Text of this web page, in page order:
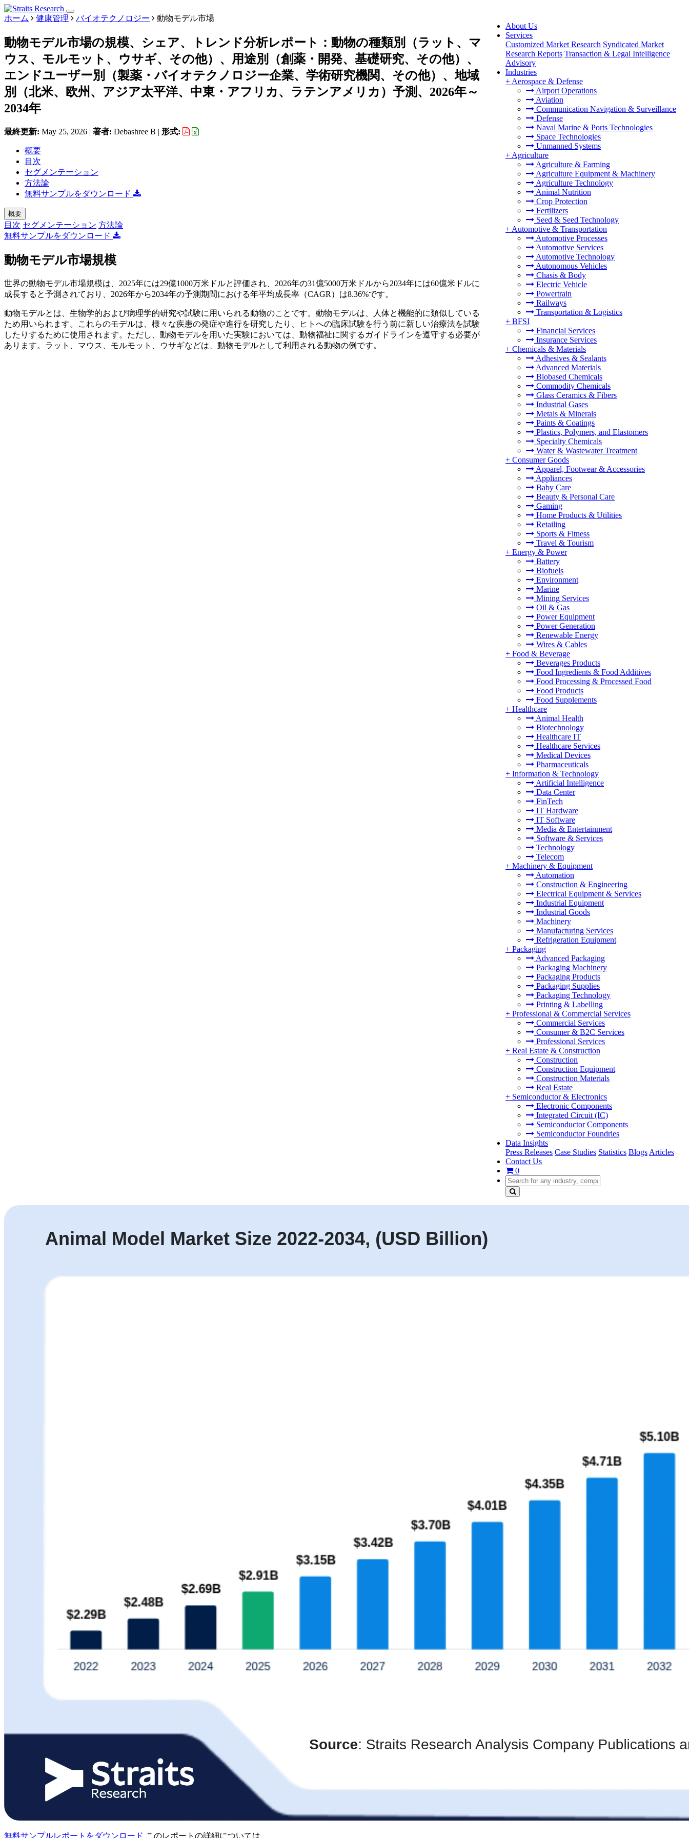
About Us
Services
Customized Market Research Syndicated Market
Research Reports Transaction & Legal Intelligence
Advisory
Industries
+ Aerospace & Defense
Airport Operations
Aviation
Communication Navigation & Surveillance
Defense
Naval Marine & Ports Technologies
Space Technologies
Unmanned Systems
+ Agriculture
Agriculture & Farming
Agriculture Equipment & Machinery
Agriculture Technology
Animal Nutrition
Crop Protection
Fertilizers
Seed & Seed Technology
+ Automotive & Transportation
Automotive Processes
Automotive Services
Automotive Technology
Autonomous Vehicles
Chasis & Body
Electric Vehicle
Powertrain
Railways
Transportation & Logistics
+ BFSI
Financial Services
Insurance Services
+ Chemicals & Materials
Adhesives & Sealants
Advanced Materials
Biobased Chemicals
Commodity Chemicals
Glass Ceramics & Fibers
Industrial Gases
Metals & Minerals
Paints & Coatings
Plastics, Polymers, and Elastomers
Specialty Chemicals
Water & Wastewater Treatment
+ Consumer Goods
Apparel, Footwear & Accessories
Appliances
Baby Care
Beauty & Personal Care
Gaming
Home Products & Utilities
Retailing
Sports & Fitness
Travel & Tourism
+ Energy & Power
Battery
Biofuels
Environment
Marine
Mining Services
Oil & Gas
Power Equipment
Power Generation
Renewable Energy
Wires & Cables
+ Food & Beverage
Beverages Products
Food Ingredients & Food Additives
Food Processing & Processed Food
Food Products
Food Supplements
+ Healthcare
Animal Health
Biotechnology
Healthcare IT
Healthcare Services
Medical Devices
Pharmaceuticals
+ Information & Technology
Artificial Intelligence
Data Center
FinTech
IT Hardware
IT Software
Media & Entertainment
Software & Services
Technology
Telecom
+ Machinery & Equipment
Automation
Construction & Engineering
Electrical Equipment & Services
Industrial Equipment
Industrial Goods
Machinery
Manufacturing Services
Refrigeration Equipment
+ Packaging
Advanced Packaging
Packaging Machinery
Packaging Products
Packaging Supplies
Packaging Technology
Printing & Labelling
+ Professional & Commercial Services
Commercial Services
Consumer & B2C Services
Professional Services
+ Real Estate & Construction
Construction
Construction Equipment
Construction Materials
Real Estate
+ Semiconductor & Electronics
Electronic Components
Integrated Circuit (IC)
Semiconductor Components
Semiconductor Foundries
Data Insights
Press Releases Case Studies Statistics Blogs Articles
Contact Us
0
ホーム 健康管理 バイオテクノロジー 動物モデル市場
動物モデル市場の規模、シェア、トレンド分析レポート：動物の種類別（ラット、マ
ウス、モルモット、ウサギ、その他）、用途別（創薬・開発、基礎研究、その他）、
エンドユーザー別（製薬・バイオテクノロジー企業、学術研究機関、その他）、地域
別（北米、欧州、アジア太平洋、中東・アフリカ、ラテンアメリカ）予測、2026年～
2034年
最終更新: May 25, 2026 | 著者: Debashree B | 形式:
概要
目次
セグメンテーション
方法論
無料サンプルをダウンロード
概要
目次 セグメンテーション 方法論
無料サンプルをダウンロード
動物モデル市場規模
世界の動物モデル市場規模は、2025年には29億1000万米ドルと評価され、2026年の31億5000万米ドルから2034年には60億米ドルに
成長すると予測されており、2026年から2034年の予測期間における年平均成長率（CAGR）は8.36%です。
動物モデルとは、生物学的および病理学的研究や試験に用いられる動物のことです。動物モデルは、人体と機能的に類似している
ため用いられます。これらのモデルは、様々な疾患の発症や進行を研究したり、ヒトへの臨床試験を行う前に新しい治療法を試験
したりするために使用されます。ただし、動物モデルを用いた実験においては、動物福祉に関するガイドラインを遵守する必要が
あります。ラット、マウス、モルモット、ウサギなどは、動物モデルとして利用される動物の例です。
無料サンプルレポートをダウンロード このレポートの詳細については、